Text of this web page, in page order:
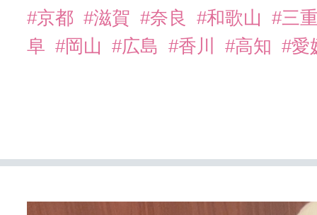
#京都 #滋賀 #奈良 #和歌山
#三
阜 #岡山 #広島 #香川 #高知 #愛